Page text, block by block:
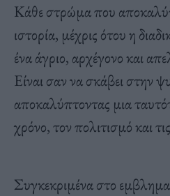
Κάθε στρώμα που
ιστορία, μέχρις ότου η
ένα άγριο, αρχέγονο και
Είναι σαν να σκάβει στην
αποκαλύπτοντας μια
χρόνο, τον πολιτισμό και
Συγκεκριμένα στο